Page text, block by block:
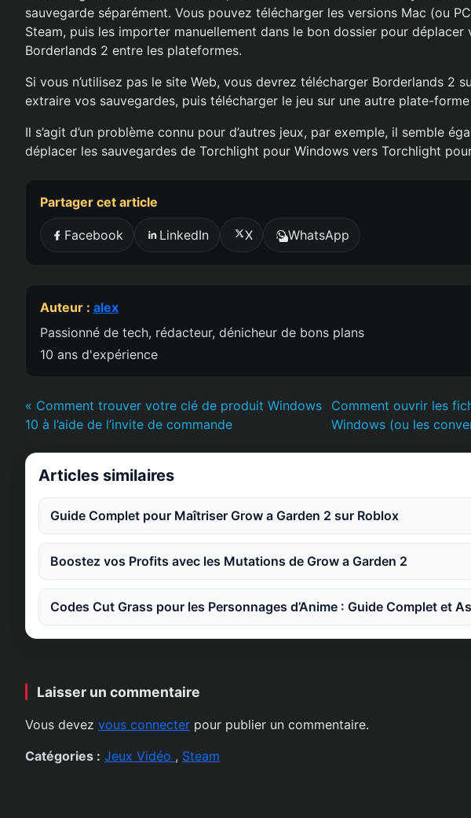
sauvegarde séparément. Vous pouvez télécharger les versions Mac (ou
Steam, puis les importer manuellement dans le bon dossier pour déplacer
Borderlands 2 entre les plateformes.
Si vous n’utilisez pas le site Web, vous devrez télécharger Borderlands 2
extraire vos sauvegardes, puis télécharger le jeu sur une autre plate-forme
Il s’agit d’un problème connu pour d’autres jeux, par exemple, il semble
déplacer les sauvegardes de Torchlight pour Windows vers Torchlight
Partager cet article
Facebook LinkedIn X WhatsApp
Auteur : alex
Passionné de tech, rédacteur, dénicheur de bons plans
10 ans d'expérience
« Comment trouver votre clé de produit Windows
10 à l’aide de l’invite de commande
Comment ouvrir les
Windows (ou les
Articles similaires
Guide Complet pour Maîtriser Grow a Garden 2 sur Roblox
Boostez vos Profits avec les Mutations de Grow a Garden 2
Codes Cut Grass pour les Personnages d’Anime : Guide Complet et
Laisser un commentaire
Vous devez vous connecter pour publier un commentaire.
Catégories : Jeux Vidéo , Steam